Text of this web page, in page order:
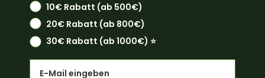
10€ Rabatt (ab 500€)
20€ Rabatt (ab 800€)
30€ Rabatt (ab 1000€) ⭐️